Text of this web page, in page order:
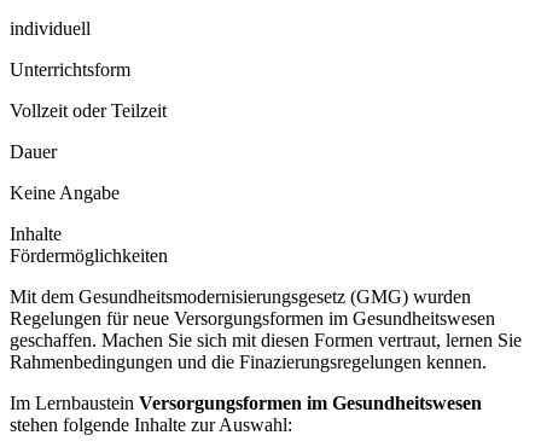
individuell
Unterrichtsform
Vollzeit oder Teilzeit
Dauer
Keine Angabe
Inhalte
Fördermöglichkeiten
Mit dem Gesundheitsmodernisierungsgesetz (GMG) wurden
Regelungen für neue Versorgungsformen im Gesundheitswesen
geschaffen. Machen Sie sich mit diesen Formen vertraut, lernen Sie
Rahmenbedingungen und die Finazierungsregelungen kennen.
Im Lernbaustein Versorgungsformen im Gesundheitswesen
stehen folgende Inhalte zur Auswahl: